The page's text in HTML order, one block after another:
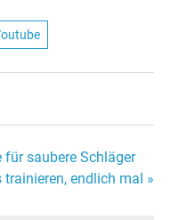
für saubere Schläger
endlich mal »